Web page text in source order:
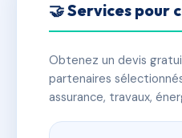
🤝 Services pour
Obtenez un devis
partenaires
assurance, travaux,